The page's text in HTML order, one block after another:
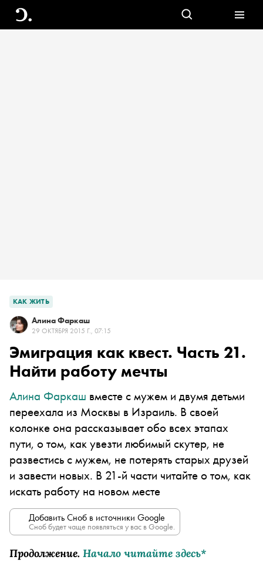
КАК ЖИТЬ
Алина Фаркаш
29 ОКТЯБРЯ 2015 Г., 07:15
Эмиграция как квест. Часть 21.
Найти работу мечты
Алина Фаркаш вместе с мужем и двумя детьми
переехала из Москвы в Израиль. В своей
колонке она рассказывает обо всех этапах
пути, о том, как увезти любимый скутер, не
развестись с мужем, не потерять старых друзей
и завести новых. В 21-й части читайте о том, как
искать работу на новом месте
Добавить Сноб в источники Google
Сноб будет чаще появляться у вас в Google.
Продолжение. Начало читайте здесь*